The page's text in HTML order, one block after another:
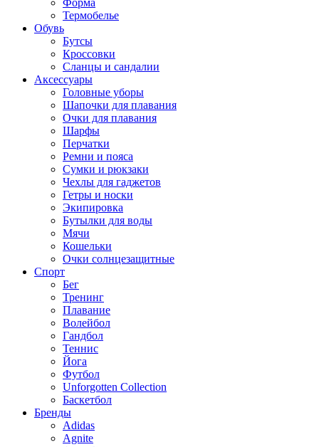
Термобелье
Обувь
Бутсы
Кроссовки
Сланцы и сандалии
Аксессуары
Головные уборы
Шапочки для плавания
Очки для плавания
Шарфы
Перчатки
Ремни и пояса
Сумки и рюкзаки
Чехлы для гаджетов
Гетры и носки
Экипировка
Бутылки для воды
Мячи
Кошельки
Очки солнцезащитные
Спорт
Бег
Тренинг
Плавание
Волейбол
Гандбол
Теннис
Йога
Футбол
Unforgotten Collection
Баскетбол
Бренды
Adidas
Agnite